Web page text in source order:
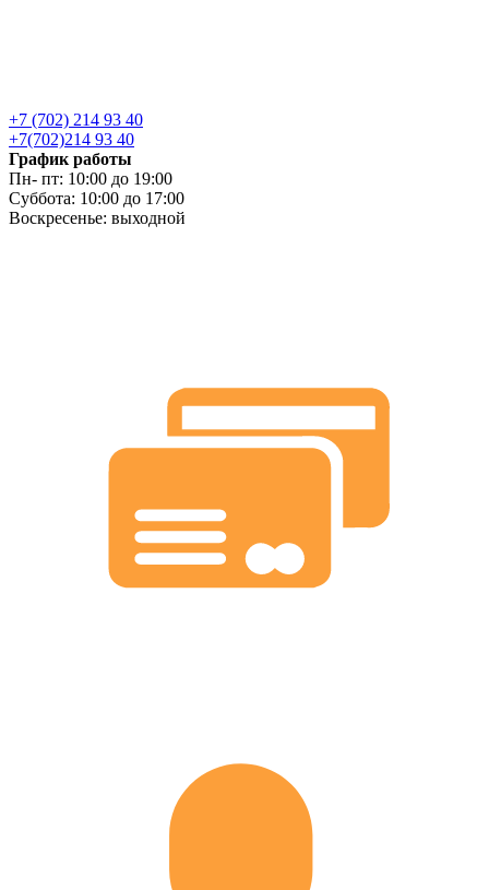
+7 (702) 214 93 40
+7(702)214 93 40
График работы
Пн- пт: 10:00 до 19:00
Суббота: 10:00 до 17:00
Воскресенье: выходной